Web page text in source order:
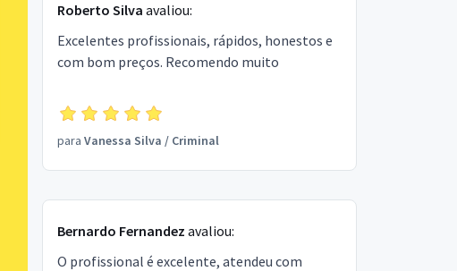
Roberto Silva avaliou:
Excelentes profissionais, rápidos, honestos e
com bom preços. Recomendo muito
para Vanessa Silva / Criminal
Bernardo Fernandez avaliou:
O profissional é excelente, atendeu com